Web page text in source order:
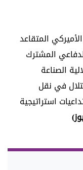
المتقاعد
المشترك
الصناعة
في نقل
استراتيجية